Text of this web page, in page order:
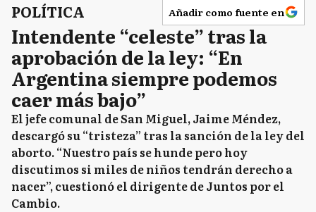
POLÍTICA Añadir como fuente en
Intendente “celeste” tras la
aprobación de la ley: “En
Argentina siempre podemos
caer más bajo”
El jefe comunal de San Miguel, Jaime Méndez,
descargó su “tristeza” tras la sanción de la ley del
aborto. “Nuestro país se hunde pero hoy
discutimos si miles de niños tendrán derecho a
nacer”, cuestionó el dirigente de Juntos por el
Cambio.